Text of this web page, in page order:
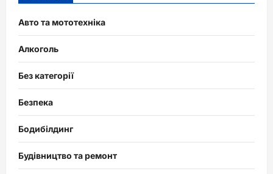
Авто та мототехніка
Алкоголь
Без категорії
Безпека
Бодибілдинг
Будівництво та ремонт